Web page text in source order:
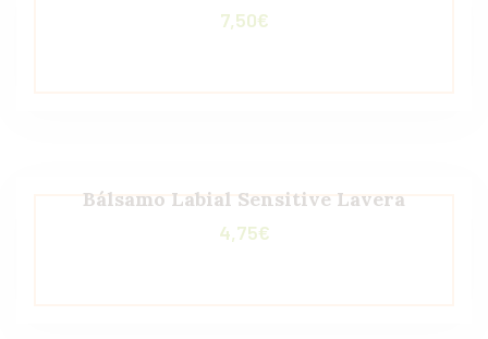
7,50€
Bálsamo Labial Sensitive Lavera
4,75€